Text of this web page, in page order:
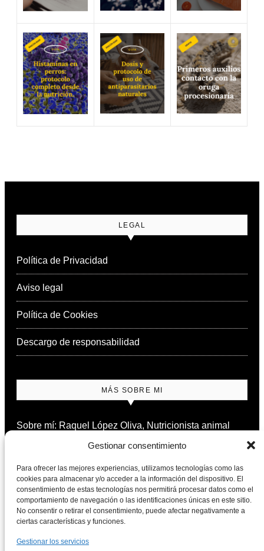
Gestionar consentimiento
Para ofrecer las mejores experiencias, utilizamos tecnologías como las
cookies para almacenar y/o acceder a la información del dispositivo. El
consentimiento de estas tecnologías nos permitirá procesar datos como el
comportamiento de navegación o las identificaciones únicas en este sitio.
No consentir o retirar el consentimiento, puede afectar negativamente a
ciertas características y funciones.
Gestionar los servicios
LEGAL
Política de Privacidad
Aviso legal
Política de Cookies
Descargo de responsabilidad
MÁS SOBRE MI
Sobre mí: Raquel López Oliva, Nutricionista animal
NEWSLETTER